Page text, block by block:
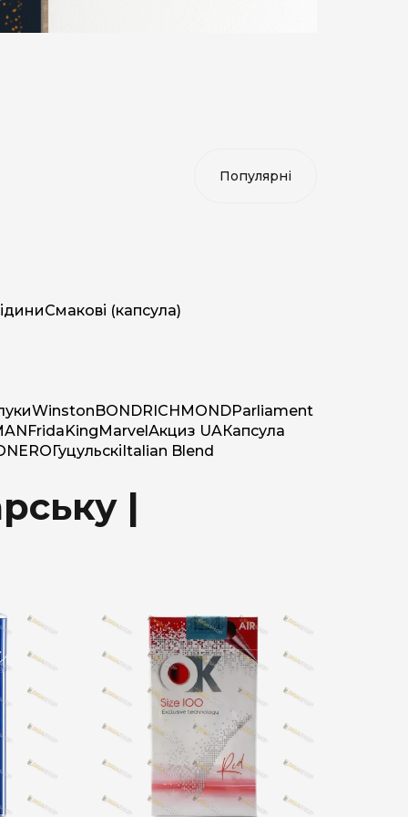
Смакові (капсула)
WinstonBONDRICHMONDParliament
FridaKingMarvelАкциз UAКапсула
NEROГуцульскіItalian Blend
|